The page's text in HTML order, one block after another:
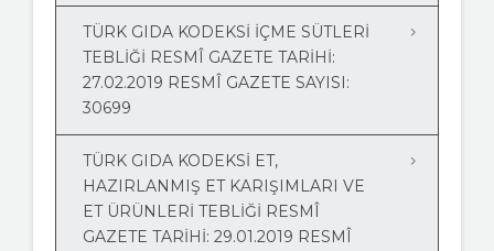
TÜRK GIDA KODEKSİ İÇME SÜTLERİ
TEBLİĞİ RESMÎ GAZETE TARIHI:
27.02.2019 RESMÎ GAZETE SAYISI:
30699
TÜRK GIDA KODEKSİ ET,
HAZIRLANMIŞ ET KARIŞIMLARI VE
ET ÜRÜNLERİ TEBLİĞİ RESMÎ
GAZETE TARIHI: 29.01.2019 RESMÎ